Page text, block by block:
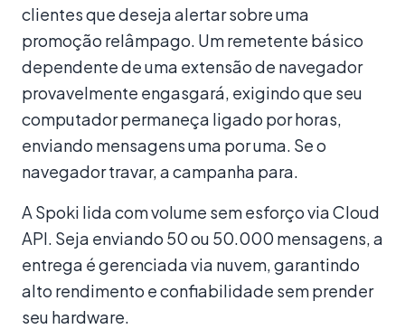
clientes que deseja alertar sobre uma
promoção relâmpago. Um remetente básico
dependente de uma extensão de navegador
provavelmente engasgará, exigindo que seu
computador permaneça ligado por horas,
enviando mensagens uma por uma. Se o
navegador travar, a campanha para.
A Spoki lida com volume sem esforço via Cloud
API. Seja enviando 50 ou 50.000 mensagens, a
entrega é gerenciada via nuvem, garantindo
alto rendimento e confiabilidade sem prender
seu hardware.